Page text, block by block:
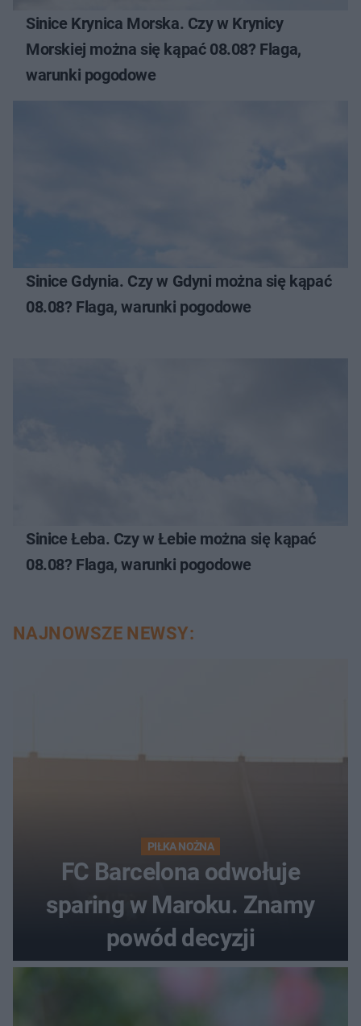
Sinice Krynica Morska. Czy w Krynicy
Morskiej można się kąpać 08.08? Flaga,
warunki pogodowe
Sinice Gdynia. Czy w Gdyni można się kąpać
08.08? Flaga, warunki pogodowe
Sinice Łeba. Czy w Łebie można się kąpać
08.08? Flaga, warunki pogodowe
NAJNOWSZE NEWSY:
PIŁKA NOŻNA
FC Barcelona odwołuje
sparing w Maroku. Znamy
powód decyzji